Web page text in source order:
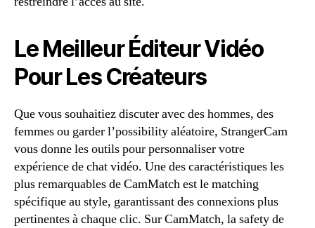
Le Meilleur Éditeur Vidéo
Pour Les Créateurs
Que vous souhaitiez discuter avec des hommes, des
femmes ou garder l’possibility aléatoire, StrangerCam
vous donne les outils pour personnaliser votre
expérience de chat vidéo. Une des caractéristiques les
plus remarquables de CamMatch est le matching
spécifique au style, garantissant des connexions plus
pertinentes à chaque clic. Sur CamMatch, la safety de